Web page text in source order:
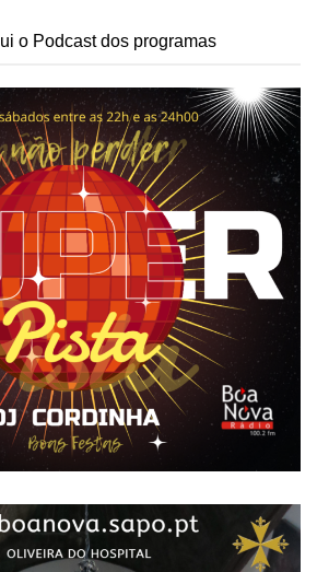
o Podcast dos programas